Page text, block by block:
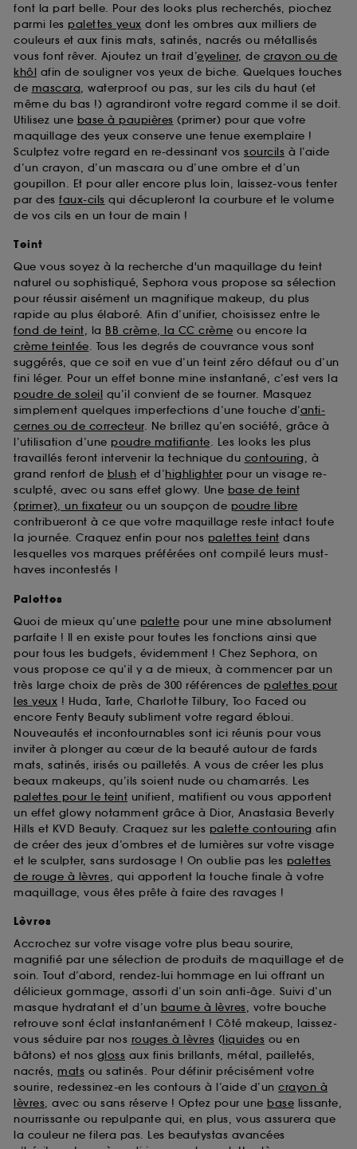
font la part belle. Pour des looks plus recherchés, piochez
parmi les palettes yeux dont les ombres aux milliers de
couleurs et aux finis mats, satinés, nacrés ou métallisés
vous font rêver. Ajoutez un trait d’eyeliner, de crayon ou de
khôl afin de souligner vos yeux de biche. Quelques touches
de mascara, waterproof ou pas, sur les cils du haut (et
même du bas !) agrandiront votre regard comme il se doit.
Utilisez une base à paupières (primer) pour que votre
maquillage des yeux conserve une tenue exemplaire !
Sculptez votre regard en re-dessinant vos sourcils à l’aide
d’un crayon, d’un mascara ou d’une ombre et d’un
goupillon. Et pour aller encore plus loin, laissez-vous tenter
par des faux-cils qui décupleront la courbure et le volume
de vos cils en un tour de main !
Teint
Que vous soyez à la recherche d'un maquillage du teint
naturel ou sophistiqué, Sephora vous propose sa sélection
pour réussir aisément un magnifique makeup, du plus
rapide au plus élaboré. Afin d’unifier, choisissez entre le
fond de teint, la BB crème, la CC crème ou encore la
crème teintée. Tous les degrés de couvrance vous sont
suggérés, que ce soit en vue d’un teint zéro défaut ou d’un
fini léger. Pour un effet bonne mine instantané, c’est vers la
poudre de soleil qu’il convient de se tourner. Masquez
simplement quelques imperfections d’une touche d’anti-
cernes ou de correcteur. Ne brillez qu’en société, grâce à
l’utilisation d’une poudre matifiante. Les looks les plus
travaillés feront intervenir la technique du contouring, à
grand renfort de blush et d’highlighter pour un visage re-
sculpté, avec ou sans effet glowy. Une base de teint
(primer), un fixateur ou un soupçon de poudre libre
contribueront à ce que votre maquillage reste intact toute
la journée. Craquez enfin pour nos palettes teint dans
lesquelles vos marques préférées ont compilé leurs must-
haves incontestés !
Palettes
Quoi de mieux qu’une palette pour une mine absolument
parfaite ! Il en existe pour toutes les fonctions ainsi que
pour tous les budgets, évidemment ! Chez Sephora, on
vous propose ce qu’il y a de mieux, à commencer par un
très large choix de près de 300 références de palettes pour
les yeux ! Huda, Tarte, Charlotte Tilbury, Too Faced ou
encore Fenty Beauty subliment votre regard ébloui.
Nouveautés et incontournables sont ici réunis pour vous
inviter à plonger au cœur de la beauté autour de fards
mats, satinés, irisés ou pailletés. A vous de créer les plus
beaux makeups, qu’ils soient nude ou chamarrés. Les
palettes pour le teint unifient, matifient ou vous apportent
un effet glowy notamment grâce à Dior, Anastasia Beverly
Hills et KVD Beauty. Craquez sur les palette contouring afin
de créer des jeux d’ombres et de lumières sur votre visage
et le sculpter, sans surdosage ! On oublie pas les palettes
de rouge à lèvres, qui apportent la touche finale à votre
maquillage, vous êtes prête à faire des ravages !
Lèvres
Accrochez sur votre visage votre plus beau sourire,
magnifié par une sélection de produits de maquillage et de
soin. Tout d’abord, rendez-lui hommage en lui offrant un
délicieux gommage, assorti d’un soin anti-âge. Suivi d’un
masque hydratant et d’un baume à lèvres, votre bouche
retrouve sont éclat instantanément ! Côté makeup, laissez-
vous séduire par nos rouges à lèvres (liquides ou en
bâtons) et nos gloss aux finis brillants, métal, pailletés,
nacrés, mats ou satinés. Pour définir précisément votre
sourire, redessinez-en les contours à l’aide d’un crayon à
lèvres, avec ou sans réserve ! Optez pour une base lissante,
nourrissante ou repulpante qui, en plus, vous assurera que
la couleur ne filera pas. Les beautystas avancées